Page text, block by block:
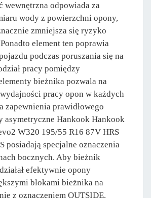
wewnętrzna odpowiada za
wody z powierzchni opony,
zmniejsza się ryzyko
element ten poprawia
podczas poruszania się na
pracy pomiędzy
bieżnika pozwala na
pracy opon w każdych
zapewnienia prawidłowego
asymetryczne Hankook Hankook
W320 195/55 R16 87V HRS
posiadają specjalne oznaczenia
bocznych. Aby bieżnik
efektywnie opony
blokami bieżnika na
z oznaczeniem OUTSIDE.